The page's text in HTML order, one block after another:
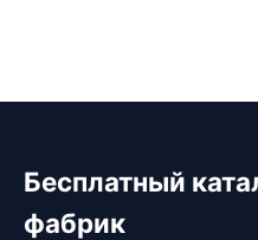
Бесплатный
фабрик